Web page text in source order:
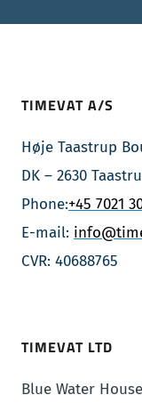
TIMEVAT A/S
Høje Taastrup
DK – 2630
Phone:+45 7021
E-mail:
CVR: 40688765
TIMEVAT LTD
Blue Water House